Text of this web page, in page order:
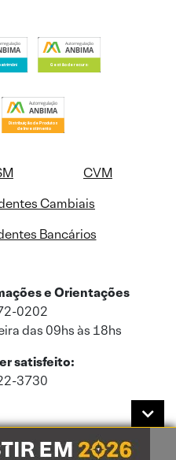
CVM
Cambiais
Bancários
e Orientações
0202
das 09hs às 18hs
satisfeito:
3730
de acordo com a nossaPolítica de
de Privacidade.